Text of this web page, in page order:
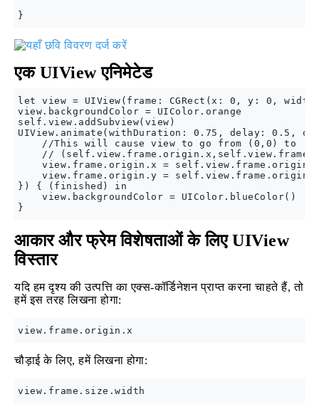
एक UIView एनिमेटेड
let view = UIView(frame: CGRect(x: 0, y: 0,
view.backgroundColor = UIColor.orange
self.view.addSubview(view)
UIView.animate(withDuration: 0.75, delay: 0.5,
    //This will cause view to go from (0,0) to
//
view.frame.origin.x =
view.frame.origin.y =
}) { (finished) in
    view.backgroundColor = UIColor.blueColor()
आकार और फ्रेम विशेषताओं के लिए UIView
विस्तार
यदि हम दृश्य की उत्पत्ति का एक्स-कॉर्डिनेशन प्राप्त करना चाहते हैं, तो
हमें इस तरह लिखना होगा:
चौड़ाई के लिए, हमें लिखना होगा: